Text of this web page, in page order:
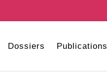
Dossiers Publications